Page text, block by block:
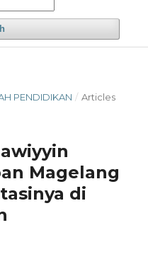
PENDIDIKAN / Articles
Magelang
di